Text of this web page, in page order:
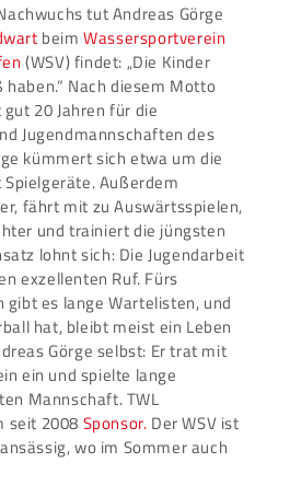
tut Andreas Görge
beimWassersportverein
(WSV) findet: „Die Kinder
Nach diesem Motto
20 Jahren für die
Jugendmannschaften des
kümmert sich etwa um die
Außerdem
fährt mit zu Auswärtsspielen,
und trainiert die jüngsten
lohnt sich: Die Jugendarbeit
exzellenten Ruf. Fürs
es lange Wartelisten, und
hat, bleibt meist ein Leben
Görge selbst: Er trat mit
ein und spielte lange
Mannschaft. TWL
seit 2008 Sponsor. Der WSV ist
ansässig, wo im Sommer auch